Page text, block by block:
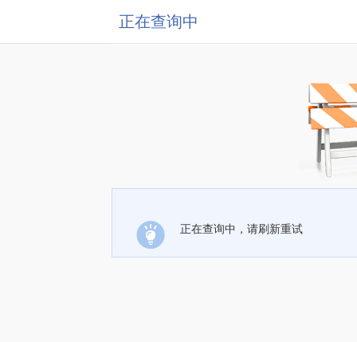
正在查询中
正在查询中，请刷新重试